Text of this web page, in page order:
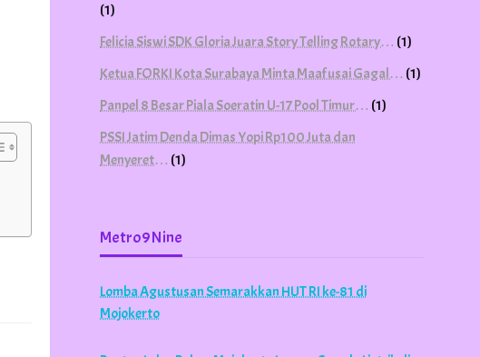
(1)
Felicia Siswi SDK Gloria Juara Story Telling Rotary… (1)
Ketua FORKI Kota Surabaya Minta Maaf usai Gagal… (1)
Panpel 8 Besar Piala Soeratin U-17 Pool Timur… (1)
PSSI Jatim Denda Dimas Yopi Rp100 Juta dan
Menyeret… (1)
Metro9Nine
Lomba Agustusan Semarakkan HUT RI ke-81 di
Mojokerto